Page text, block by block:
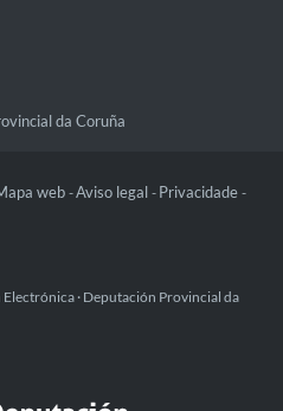
da Coruña
web -Aviso legal - Privacidade -
· Deputación Provincial da